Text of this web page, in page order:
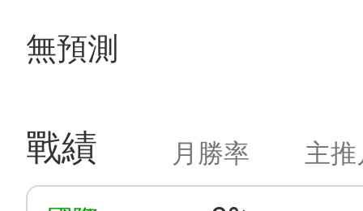
無預測
戰績 月勝率 主